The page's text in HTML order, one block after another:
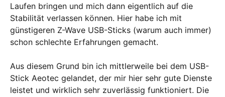
Laufen bringen und mich dann eigentlich auf die
Stabilität verlassen können. Hier habe ich mit
günstigeren Z-Wave USB-Sticks (warum auch immer)
schon schlechte Erfahrungen gemacht.
Aus diesem Grund bin ich mittlerweile bei dem USB-
Stick Aeotec gelandet, der mir hier sehr gute Dienste
leistet und wirklich sehr zuverlässig funktioniert. Die